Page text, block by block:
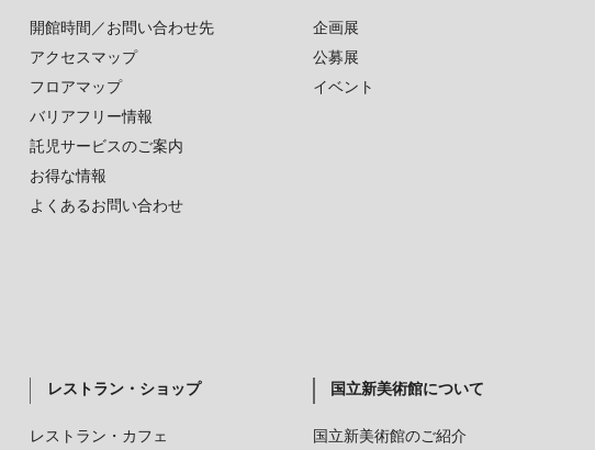
開館時間／お問い合わせ先
アクセスマップ
フロアマップ
バリアフリー情報
託児サービスのご案内
お得な情報
よくあるお問い合わせ
企画展
公募展
イベント
レストラン・ショップ
レストラン・カフェ
国立新美術館について
国立新美術館のご紹介